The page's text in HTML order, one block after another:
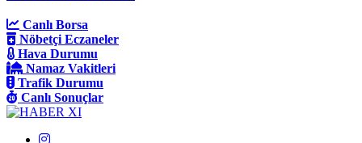
Canlı Borsa
Nöbetçi Eczaneler
Hava Durumu
Namaz Vakitleri
Trafik Durumu
Canlı Sonuçlar